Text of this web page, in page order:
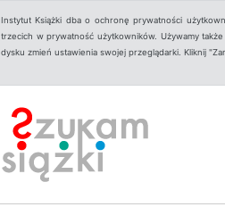
Instytut Książki dba o ochronę prywatności
trzecich w prywatność użytkowników. Używamy
dysku zmień ustawienia swojej przeglądarki. Kliknij